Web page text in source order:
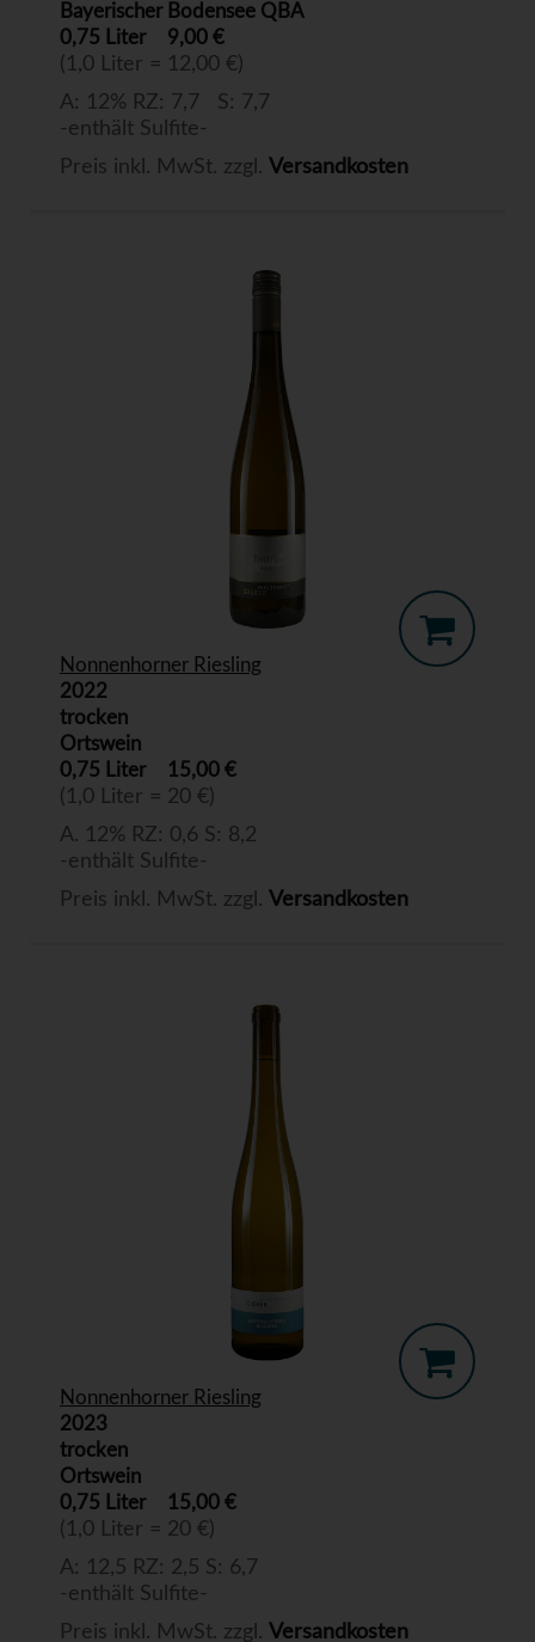
Bayerischer Bodensee QBA
0,75 Liter
9,00 €
(1,0 Liter = 12,00 €)
A: 12% RZ: 7,7 S: 7,7
-enthält Sulfite-
Preis inkl. MwSt. zzgl. Versandkosten
Nonnenhorner Riesling
2022
trocken
Ortswein
0,75 Liter
15,00 €
(1,0 Liter = 20 €)
A. 12% RZ: 0,6 S: 8,2
-enthält Sulfite-
Preis inkl. MwSt. zzgl. Versandkosten
Nonnenhorner Riesling
2023
trocken
Ortswein
0,75 Liter
15,00 €
(1,0 Liter = 20 €)
A: 12,5 RZ: 2,5 S: 6,7
-enthält Sulfite-
Preis inkl. MwSt. zzgl. Versandkosten